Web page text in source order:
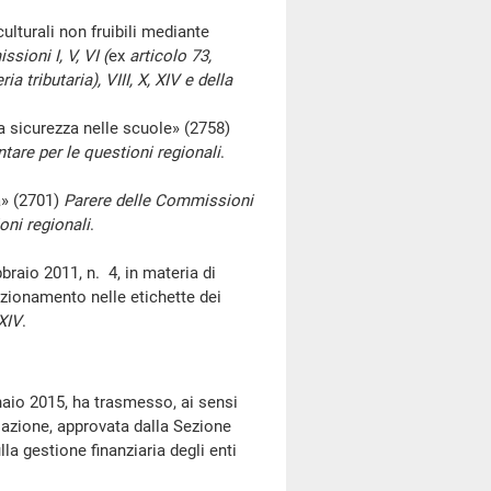
non fruibili mediante
I, V, VI (ex articolo 73,
tributaria), VIII, X, XIV e della
nelle scuole» (2758)
per le questioni regionali.
(2701) Parere delle Commissioni
regionali.
2011, n. 4, in materia di
nelle etichette dei
.
2015, ha trasmesso, ai sensi
approvata dalla Sezione
gestione finanziaria degli enti